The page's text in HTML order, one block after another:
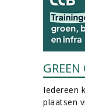
Iedereen
plaatsen